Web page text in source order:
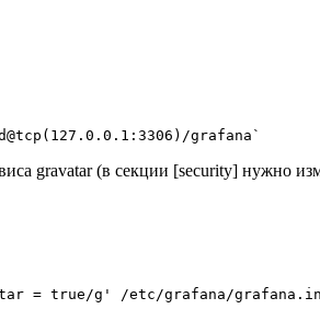
gravatar (в секции [security] нужно